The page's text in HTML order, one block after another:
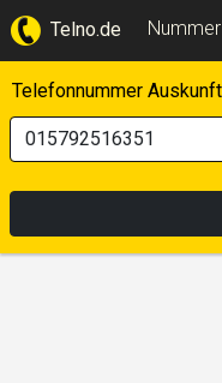
Telno.de
Telefonnummer